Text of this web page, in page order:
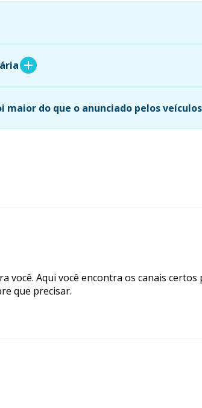
do que o anunciado pelos
você. Aqui você encontra os canais
que precisar.